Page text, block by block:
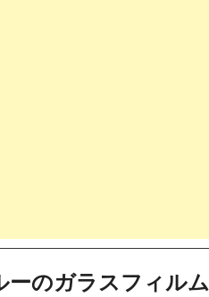
のガラスフィルム